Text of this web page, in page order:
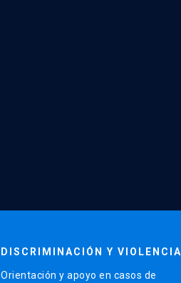
DISCRIMINACIÓN Y VIOLENCIA
Orientación y apoyo en casos de